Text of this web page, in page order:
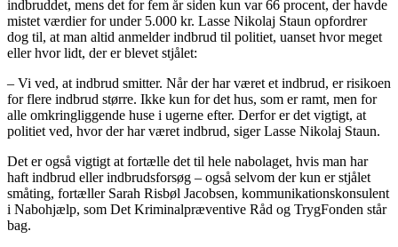
indbruddet, mens det for fem år siden kun var 66 procent, der havde
mistet værdier for under 5.000 kr. Lasse Nikolaj Staun opfordrer
dog til, at man altid anmelder indbrud til politiet, uanset hvor meget
eller hvor lidt, der er blevet stjålet:
– Vi ved, at indbrud smitter. Når der har været et indbrud, er risikoen
for flere indbrud større. Ikke kun for det hus, som er ramt, men for
alle omkringliggende huse i ugerne efter. Derfor er det vigtigt, at
politiet ved, hvor der har været indbrud, siger Lasse Nikolaj Staun.
Det er også vigtigt at fortælle det til hele nabolaget, hvis man har
haft indbrud eller indbrudsforsøg – også selvom der kun er stjålet
småting, fortæller Sarah Risbøl Jacobsen, kommunikationskonsulent
i Nabohjælp, som Det Kriminalpræventive Råd og TrygFonden står
bag.